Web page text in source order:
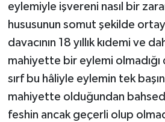
eylemiyle işvereni nasıl bir
hususunun somut şekilde
davacının 18 yıllık kıdemi ve
mahiyette bir eylemi
sırf bu hâliyle eylemin tek
mahiyette olduğundan
feshin ancak geçerli olup